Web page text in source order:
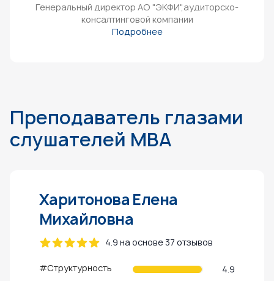
Генеральный директор АО "ЭКФИ",аудиторско-
консалтинговой компании
Подробнее
Преподаватель глазами
слушателей MBA
Харитонова Елена
Михайловна
4.9 на основе 37 отзывов
#Структурность
4.9